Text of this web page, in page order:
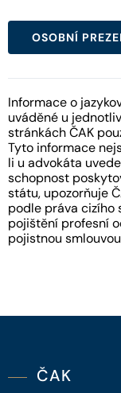
OSOBNÍ
Informace o
uváděné u
stránkách ČAK
Tyto informace
li u advokáta
schopnost
státu, upozorňuje
podle práva cizího
pojištění profesní
pojistnou
ČAK